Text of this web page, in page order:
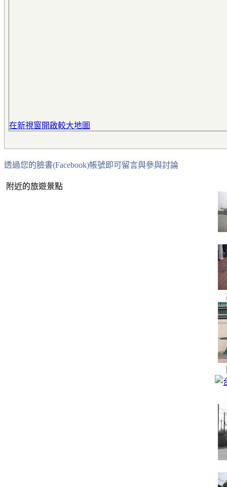
在新視窗開啟較大地圖
透過您的臉書(Facebook)帳號即可留言與參與討論
附近的旅遊景點